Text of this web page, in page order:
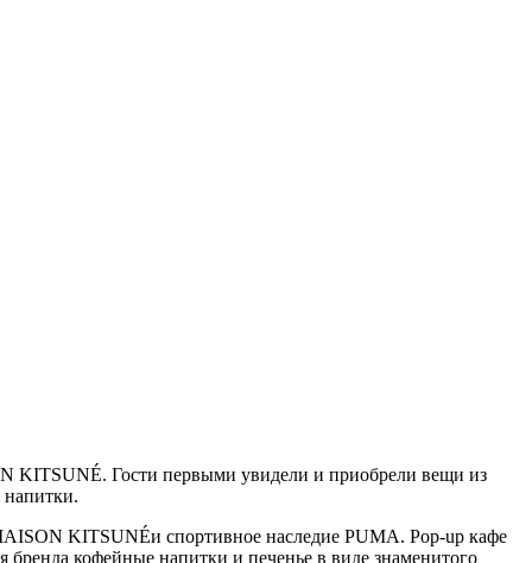
KITSUNÉ. Гости первыми увидели и приобрели вещи из
KITSUNÉи спортивное наследие PUMA. Pop-up кафе
бренда кофейные напитки и печенье в виде знаменитого